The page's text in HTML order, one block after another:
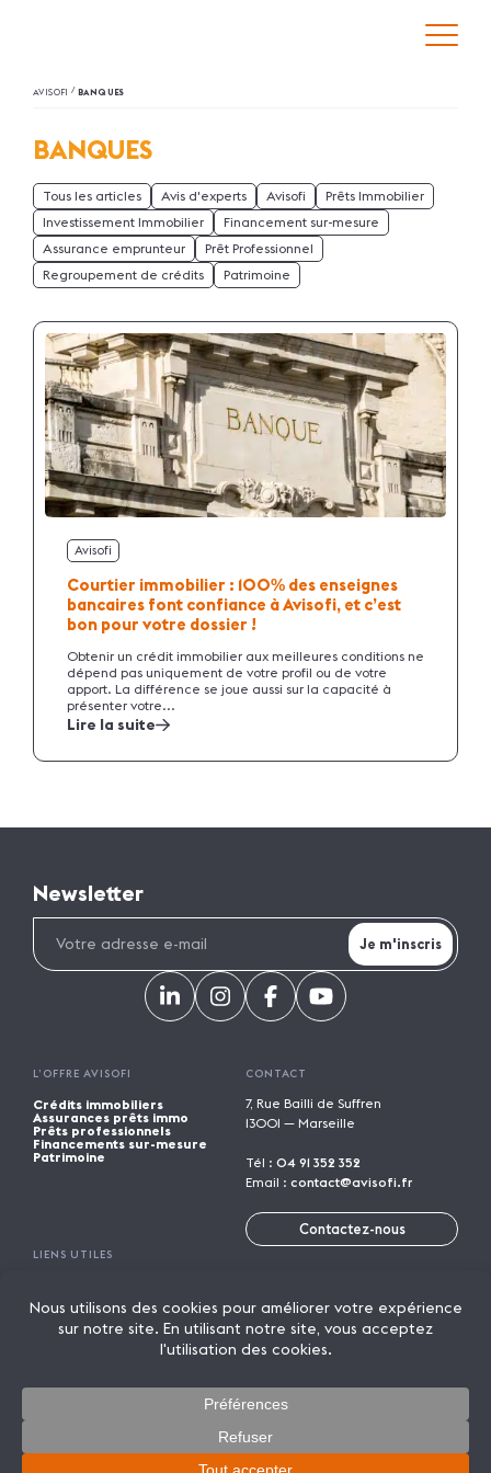
AVISOFI /BANQUES
BANQUES
Tous les articles Avis d'experts Avisofi
Prêts Immobilier
Investissement Immobilier
Financement sur-mesure
Assurance emprunteur
Prêt Professionnel
Regroupement de crédits
Patrimoine
Avisofi
Courtier immobilier : 100% des enseignes
bancaires font confiance à Avisofi, et c’est
bon pour votre dossier !
Obtenir un crédit immobilier aux meilleures conditions ne
dépend pas uniquement de votre profil ou de votre
apport. La différence se joue aussi sur la capacité à
présenter votre...
Lire la suite
Newsletter
L’OFFRE AVISOFI
Crédits immobiliers
Assurances prêts immo
Prêts professionnels
Financements sur-mesure
Patrimoine
CONTACT
7, Rue Bailli de Suffren
13001 — Marseille
Tél : 04 91 352 352
Email : contact@avisofi.fr
Contactez-nous
LIENS UTILES
Trouver une agence
Parrainage
Rejoindre Avisofi
Candidature spontanée
Licence de marque
Lexique
Mentions légales
Politique de confidentialité
© 2026 AVISOFI
Un crédit vous engage et doit être remboursé. Vérifiez vos